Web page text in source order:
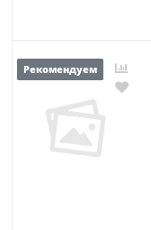
Рекомендуем